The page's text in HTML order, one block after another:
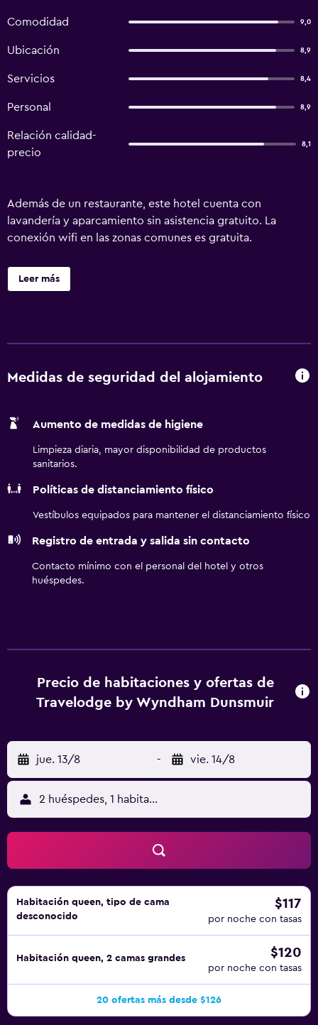
Comodidad 9,0
Ubicación 8,9
Servicios 8,4
Personal 8,9
Relación calidad-
precio
8,1
Además de un restaurante, este hotel cuenta con
lavandería y aparcamiento sin asistencia gratuito. La
conexión wifi en las zonas comunes es gratuita.
Leer más
Medidas de seguridad del alojamiento
Aumento de medidas de higiene
Limpieza diaria, mayor disponibilidad de productos
sanitarios.
Políticas de distanciamiento físico
Vestíbulos equipados para mantener el distanciamiento físico
Registro de entrada y salida sin contacto
Contacto mínimo con el personal del hotel y otros
huéspedes.
Precio de habitaciones y ofertas de
Travelodge by Wyndham Dunsmuir
jue. 13/8 - vie. 14/8
2 huéspedes, 1 habitación
Habitación queen, tipo de cama
desconocido
$117
por noche con tasas
Habitación queen, 2 camas grandes $120
por noche con tasas
20 ofertas más desde $126